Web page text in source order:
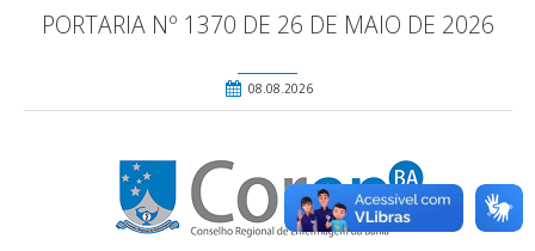
PORTARIA Nº 1370 DE 26 DE MAIO DE 2026
08.08.2026